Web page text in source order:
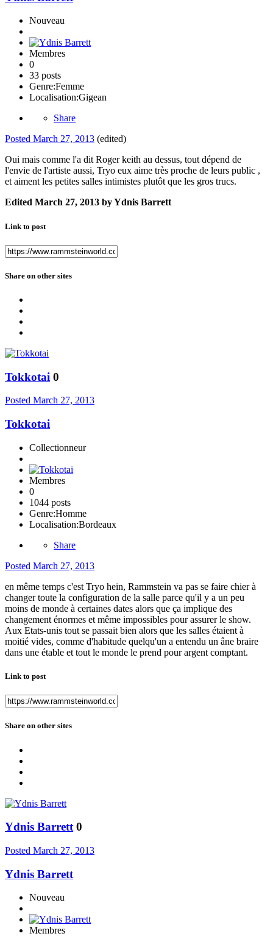
Nouveau
Membres
0
33 posts
Genre:Femme
Localisation:Gigean
Share
Posted March 27, 2013 (edited)
Oui mais comme l'a dit Roger keith au dessus, tout dépend de
l'envie de l'artiste aussi, Tryo eux aime très proche de leurs public ,
et aiment les petites salles intimistes plutôt que les gros trucs.
Edited March 27, 2013 by Ydnis Barrett
Link to post
Share on other sites
Tokkotai 0
Posted March 27, 2013
Tokkotai
Collectionneur
Membres
0
1044 posts
Genre:Homme
Localisation:Bordeaux
Share
Posted March 27, 2013
en même temps c'est Tryo hein, Rammstein va pas se faire chier à
changer toute la configuration de la salle parce qu'il y a un peu
moins de monde à certaines dates alors que ça implique des
changement énormes et même impossibles pour assurer le show.
Aux Etats-unis tout se passait bien alors que les salles étaient à
moitié vides, comme d'habitude quelqu'un a entendu un âne braire
dans une étable et tout le monde le prend pour argent comptant.
Link to post
Share on other sites
Ydnis Barrett 0
Posted March 27, 2013
Ydnis Barrett
Nouveau
Membres